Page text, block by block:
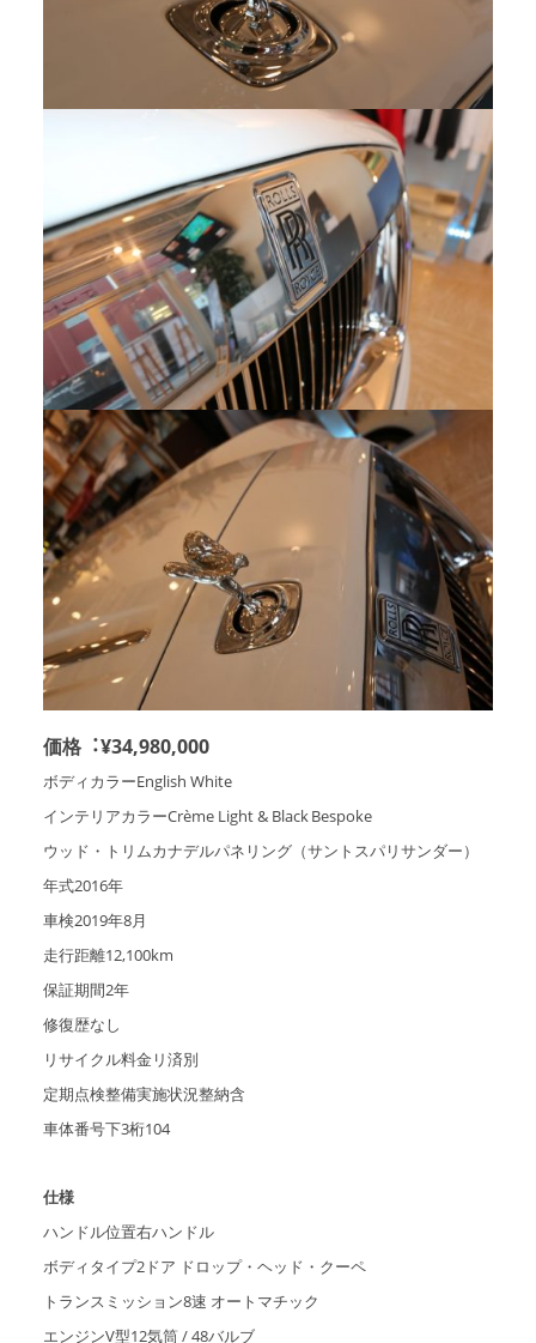
価格︓¥34,980,000
ボディカラーEnglish White
インテリアカラーCrème Light & Black Bespoke
ウッド・トリムカナデルパネリング（サントスパリサンダー）
年式2016年
⾞検2019年8⽉
⾛⾏距離12,100km
保証期間2年
修復歴なし
リサイクル料⾦リ済別
定期点検整備実施状況整納含
⾞体番号下3桁104
仕様
ハンドル位置右ハンドル
ボディタイプ2ドア ドロップ・ヘッド・クーペ
トランスミッション8速 オートマチック
エンジンV型12気筒 / 48バルブ